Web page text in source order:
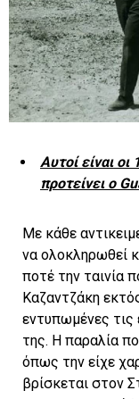
Αυτοί είναι
προτείνει ο
Με κάθε
να ολοκληρωθεί
ποτέ την ταινία
Καζαντζάκη
εντυπωμένες τις
της. Η παραλία
όπως την είχε
βρίσκεται στον